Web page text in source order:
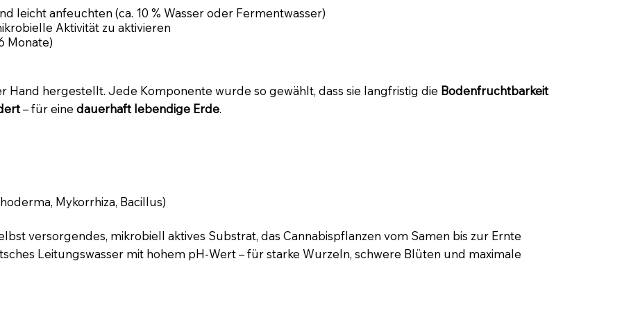
leicht anfeuchten (ca. 10 % Wasser oder Fermentwasser)
Aktivität zu aktivieren
Monate)
hergestellt. Jede Komponente wurde so gewählt, dass sie langfristig die Bodenfruchtbarkeit
– für eine dauerhaft lebendige Erde.
Mykorrhiza, Bacillus)
versorgendes, mikrobiell aktives Substrat, das Cannabispflanzen vom Samen bis zur Ernte
Leitungswasser mit hohem pH-Wert – für starke Wurzeln, schwere Blüten und maximale